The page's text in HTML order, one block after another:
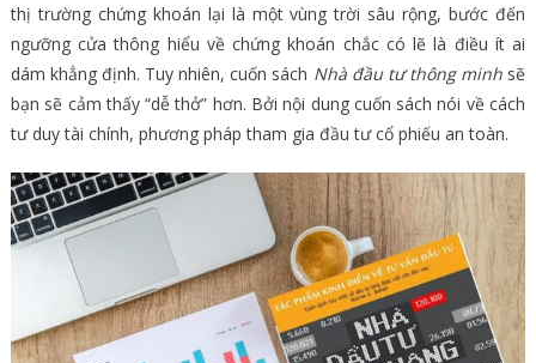
thị trường chứng khoán lại là một vùng trời sâu rộng, bước đến
ngưỡng cửa thông hiểu về chứng khoán chắc có lẽ là điều ít ai
dám khẳng định. Tuy nhiên, cuốn sách Nhà đầu tư thông minhsẽ
bạn sẽ cảm thấy “dễ thở” hơn. Bởi nội dung cuốn sách nói về cách
tư duy tài chính, phương pháp tham gia đầu tư cổ phiếu an toàn.